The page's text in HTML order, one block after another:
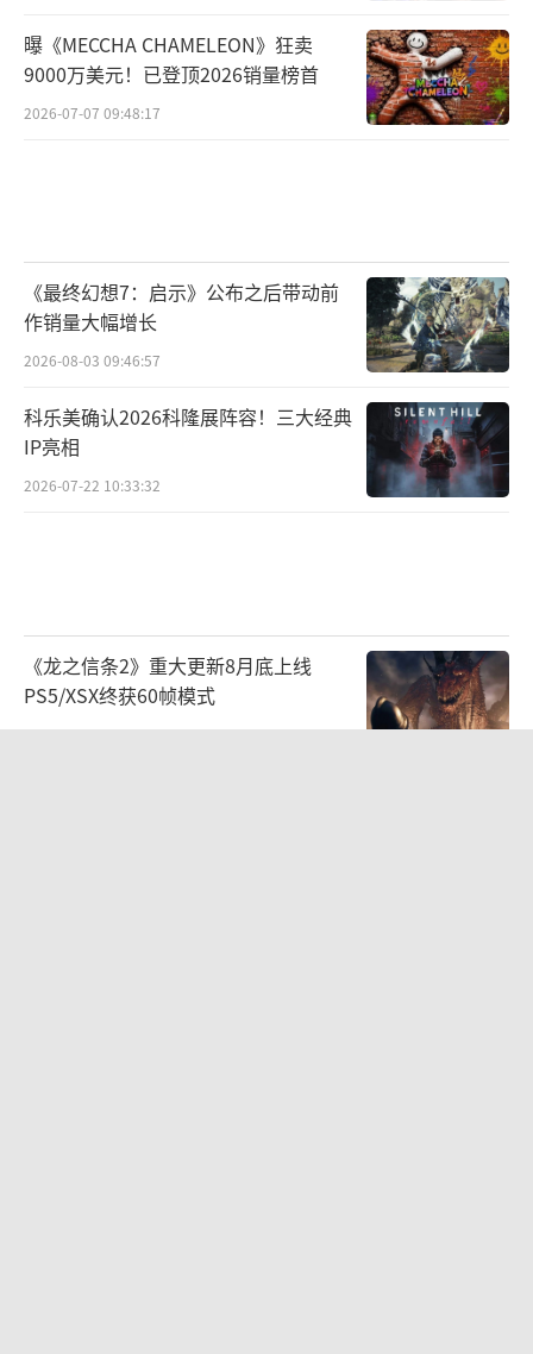
变,宏碁将在消费和商用市场开辟契机建立全新
生态圈,推出更多结合硬件、软件和服务整合性
应用与产品。宏碁一直以打破人与科技的藩篱
碁的官方网站了解更多讯息。（责任编辑：李劲 CK00
5）
曝《MECCHA CHAMELEON》狂卖
9000万美元！已登顶2026销量榜首
2026-07-07 09:48:17
《最终幻想7：启示》公布之后带动前
作销量大幅增长
2026-08-03 09:46:57
科乐美确认2026科隆展阵容！三大经典
IP亮相
2026-07-22 10:33:32
《龙之信条2》重大更新8月底上线
PS5/XSX终获60帧模式
2026-08-03 09:48:17